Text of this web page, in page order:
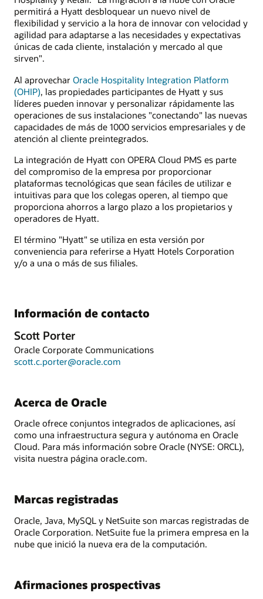
permitirá a Hyatt desbloquear un nuevo nivel de
flexibilidad y servicio a la hora de innovar con velocidad y
agilidad para adaptarse a las necesidades y expectativas
únicas de cada cliente, instalación y mercado al que
sirven".
Al aprovechar Oracle Hospitality Integration Platform
(OHIP), las propiedades participantes de Hyatt y sus
líderes pueden innovar y personalizar rápidamente las
operaciones de sus instalaciones "conectando" las nuevas
capacidades de más de 1000 servicios empresariales y de
atención al cliente preintegrados.
La integración de Hyatt con OPERA Cloud PMS es parte
del compromiso de la empresa por proporcionar
plataformas tecnológicas que sean fáciles de utilizar e
intuitivas para que los colegas operen, al tiempo que
proporciona ahorros a largo plazo a los propietarios y
operadores de Hyatt.
El término "Hyatt" se utiliza en esta versión por
conveniencia para referirse a Hyatt Hotels Corporation
y/o a una o más de sus filiales.
Información de contacto
Scott Porter
Oracle Corporate Communications
scott.c.porter@oracle.com
Acerca de Oracle
Oracle ofrece conjuntos integrados de aplicaciones, así
como una infraestructura segura y autónoma en Oracle
Cloud. Para más información sobre Oracle (NYSE: ORCL),
visita nuestra página oracle.com.
Marcas registradas
Oracle, Java, MySQL y NetSuite son marcas registradas de
Oracle Corporation. NetSuite fue la primera empresa en la
nube que inició la nueva era de la computación.
Afirmaciones prospectivas